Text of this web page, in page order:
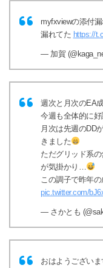
myfxviewの添付
漏れてた https://
— 加賀
週次と月次のEA成
今週も全体的に
月次は先週のDD
きました
ただグリッド系
が気掛かり…
この調子で昨年
pic.twitter.com/
— さかとも
おはようございま